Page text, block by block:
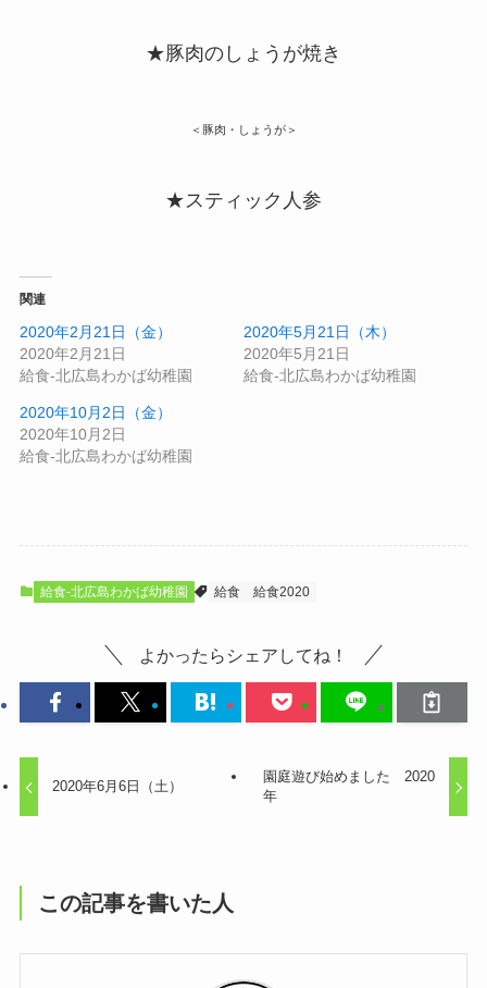
★豚肉のしょうが焼き
＜豚肉・しょうが＞
★スティック人参
関連
2020年2月21日（金）
2020年2月21日
給食-北広島わかば幼稚園
2020年5月21日（木）
2020年5月21日
給食-北広島わかば幼稚園
2020年10月2日（金）
2020年10月2日
給食-北広島わかば幼稚園
給食-北広島わかば幼稚園 給食 給食2020
よかったらシェアしてね！
2020年6月6日（土）
園庭遊び始めました 2020
年
この記事を書いた人